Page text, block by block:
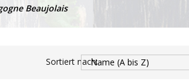
Beaujolais
Sortiert nach:Name (A bis Z)